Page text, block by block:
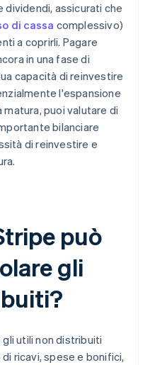
dividendi, assicurati che
di cassa complessivo)
a coprirli. Pagare
in una fase di
capacità di reinvestire
l'espansione
puoi valutare di
bilanciare
di reinvestire e
può
gli
utili non distribuiti
ricavi, spese e bonifici,